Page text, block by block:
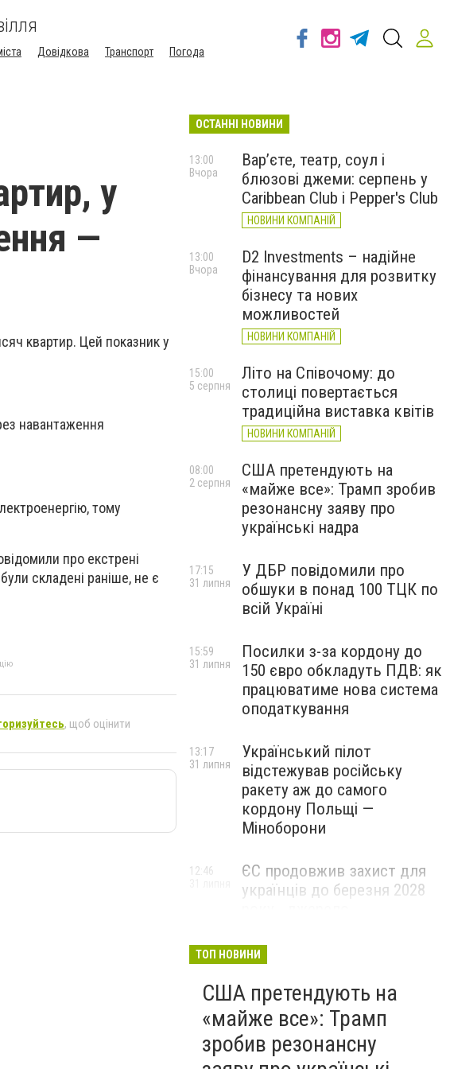
Довідкова Транспорт Погода
у
—
квартир. Цей показник у
навантаження
тому
про екстрені
складені раніше, не є
, щоб оцінити
ОСТАННІ НОВИНИ
Вар’єте, театр, соул і
блюзові джеми: серпень у
Caribbean Club і Pepper's Club
НОВИНИ КОМПАНІЙ
13:00
Вчора
D2 Investments – надійне
фінансування для розвитку
бізнесу та нових
можливостей
НОВИНИ КОМПАНІЙ
13:00
Вчора
Літо на Співочому: до
столиці повертається
традиційна виставка квітів
НОВИНИ КОМПАНІЙ
15:00
5 серпня
США претендують на
«майже все»: Трамп зробив
резонансну заяву про
українські надра
08:00
2 серпня
У ДБР повідомили про
обшуки в понад 100 ТЦК по
всій Україні
17:15
31 липня
Посилки з-за кордону до
150 євро обкладуть ПДВ: як
працюватиме нова система
оподаткування
15:59
31 липня
Український пілот
відстежував російську
ракету аж до самого
кордону Польщі —
Міноборони
13:17
31 липня
ЄС продовжив захист для
українців до березня 2028
12:46
ТОП НОВИНИ
США претендують на
«майже все»: Трамп
зробив резонансну